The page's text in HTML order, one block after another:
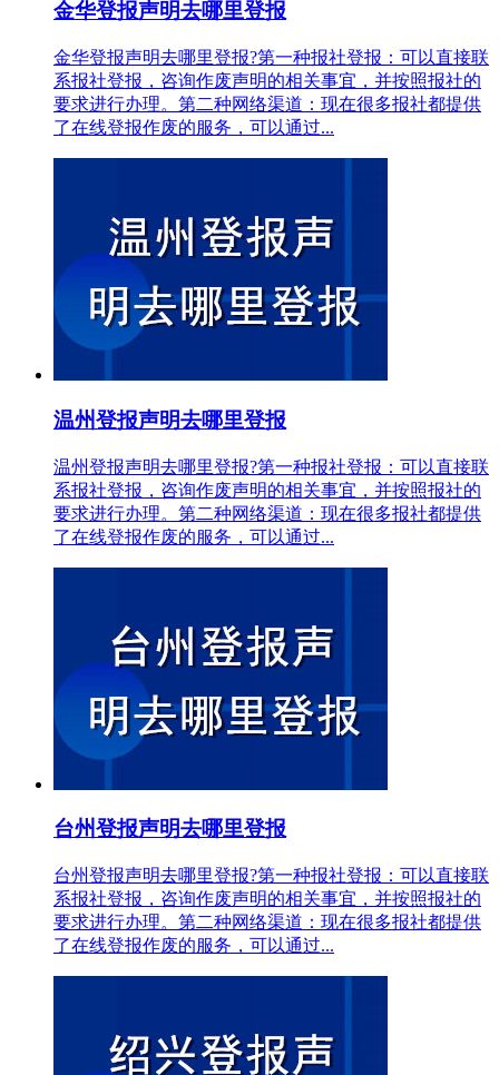
金华登报声明去哪里登报
金华登报声明去哪里登报?第一种报社登报：可以直接联
系报社登报，咨询作废声明的相关事宜，并按照报社的
要求进行办理。第二种网络渠道：现在很多报社都提供
了在线登报作废的服务，可以通过...
温州登报声明去哪里登报
温州登报声明去哪里登报?第一种报社登报：可以直接联
系报社登报，咨询作废声明的相关事宜，并按照报社的
要求进行办理。第二种网络渠道：现在很多报社都提供
了在线登报作废的服务，可以通过...
台州登报声明去哪里登报
台州登报声明去哪里登报?第一种报社登报：可以直接联
系报社登报，咨询作废声明的相关事宜，并按照报社的
要求进行办理。第二种网络渠道：现在很多报社都提供
了在线登报作废的服务，可以通过...